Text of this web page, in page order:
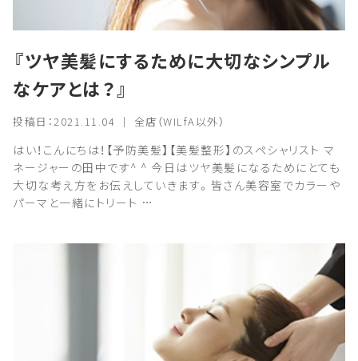
『ツヤ美髪にするために大切なシンプル
なケアとは？』
投稿日：2021.11.04 ｜ 全店（WILfA以外）
はい！こんにちは！【予防美髪】【美髪整形】のスペシャリスト マ
ネージャーの田中です^ ^ 今日はツヤ美髪になるためにとても
大切な考え方をお伝えしていきます。皆さん美容室でカラーや
パーマと一緒にトリート …